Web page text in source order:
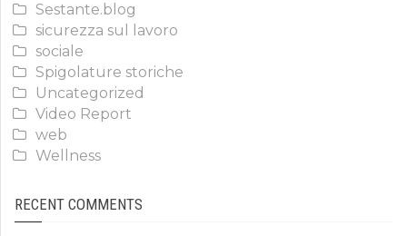
Sestante.blog
sicurezza sul lavoro
sociale
Spigolature storiche
Uncategorized
Video Report
web
Wellness
RECENT COMMENTS